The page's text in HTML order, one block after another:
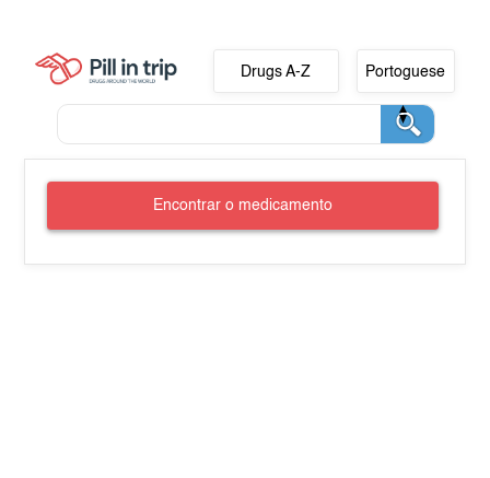
Drugs A-Z Portoguese
Encontrar o medicamento